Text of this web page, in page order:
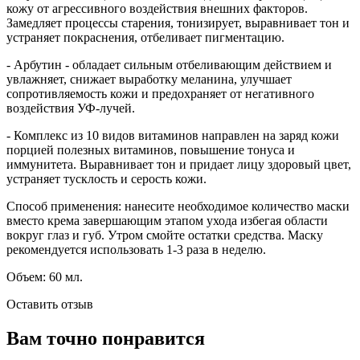
кожу от агрессивного воздействия внешних факторов.
Замедляет процессы старения, тонизирует, выравнивает тон и
устраняет покраснения, отбеливает пигментацию.
- Арбутин - обладает сильным отбеливающим действием и
увлажняет, снижает выработку меланина, улучшает
сопротивляемость кожи и предохраняет от негативного
воздействия УФ-лучей.
- Комплекс из 10 видов витаминов направлен на заряд кожи
порцией полезных витаминов, повышение тонуса и
иммунитета. Выравнивает тон и придает лицу здоровый цвет,
устраняет тусклость и серость кожи.
Способ применения: нанесите необходимое количество маски
вместо крема завершающим этапом ухода избегая области
вокруг глаз и губ. Утром смойте остатки средства. Маску
рекомендуется использовать 1-3 раза в неделю.
Объем: 60 мл.
Оставить отзыв
Вам точно понравится